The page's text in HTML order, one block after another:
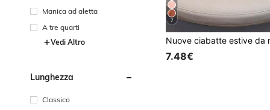
Manica ad aletta
A tre quarti
Vedi Altro
Lunghezza
Classico
7
7.48€